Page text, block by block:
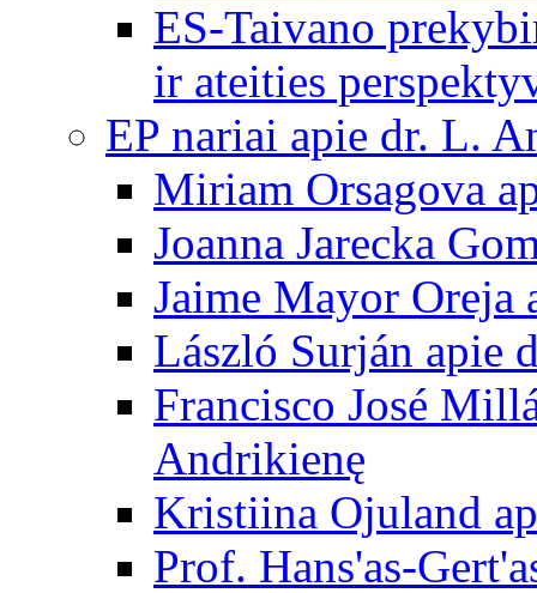
ES-Taivano
ir ateities
EP nariai apie dr. L.
Miriam Orsagova
Joanna Jarecka
Jaime Mayor Oreja
László Surján apie
Francisco José
Andrikienę
Kristiina Ojuland
Prof. Hans'as-